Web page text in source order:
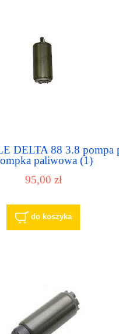
DELTA 88 3.8 pompa
paliwowa (1)
95,00 zł
do koszyka